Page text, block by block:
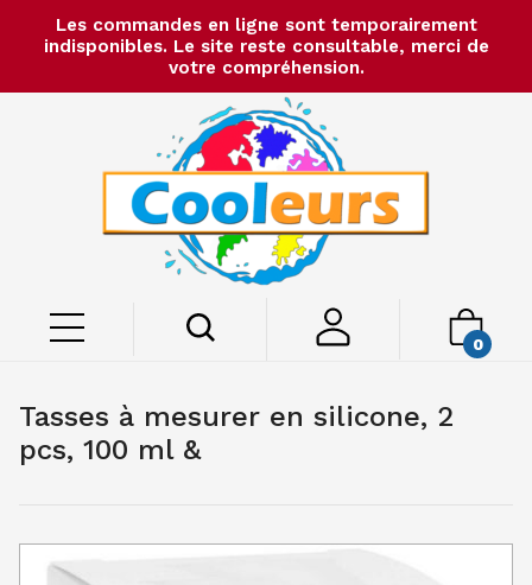
Les commandes en ligne sont temporairement
indisponibles. Le site reste consultable, merci de
votre compréhension.
0
Tasses à mesurer en silicone, 2
pcs, 100 ml &